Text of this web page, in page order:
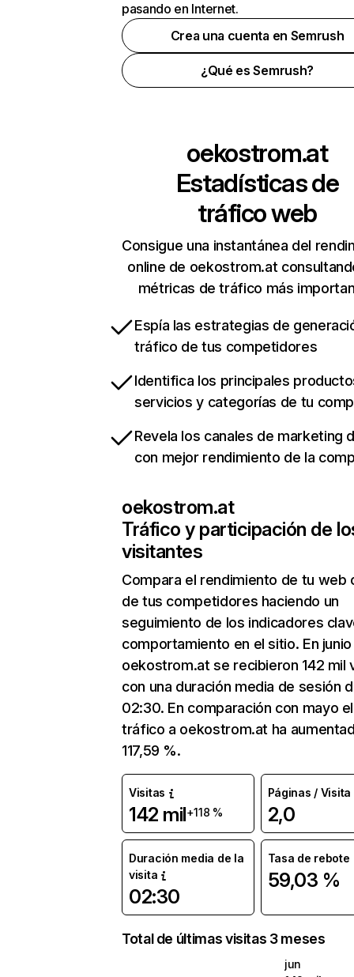
pasando en Internet.
Crea una cuenta en Semrush
¿Qué es Semrush?
oekostrom.at
Estadísticas de
tráfico web
Consigue una instantánea del
online de oekostrom.at
métricas de tráfico más
Espía las estrategias de
tráfico de tus competidores
Identifica los principales
servicios y categorías de tu
Revela los canales de marketing
con mejor rendimiento de la
oekostrom.at
Tráfico y participación de
visitantes
Compara el rendimiento de tu web
de tus competidores haciendo un
seguimiento de los indicadores
comportamiento en el sitio. En junio
oekostrom.at se recibieron 142 mil
con una duración media de sesión
02:30. En comparación con mayo el
tráfico a oekostrom.at ha
117,59 %.
Visitas
142 mil+118 %
Páginas / Visita
2,0
Duración media de la
visita
02:30
Tasa de rebote
59,03 %
Total de últimas visitas 3 meses
jun